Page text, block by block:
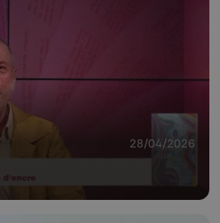
28/04/2026